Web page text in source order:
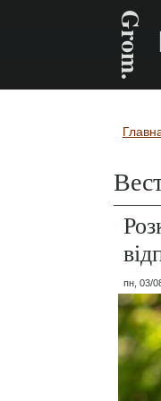
Grom.
Вы
пн, 03/